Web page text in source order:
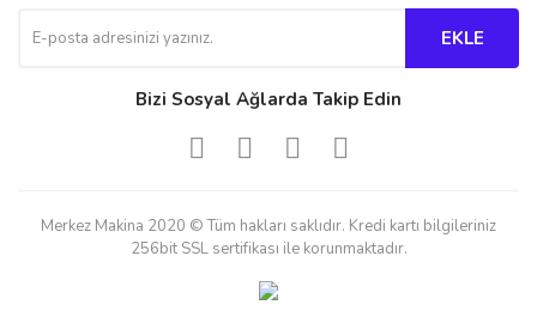
EKLE
Bizi Sosyal Ağlarda Takip Edin
Merkez Makina 2020 © Tüm hakları saklıdır. Kredi kartı bilgileriniz
256bit SSL sertifikası ile korunmaktadır.